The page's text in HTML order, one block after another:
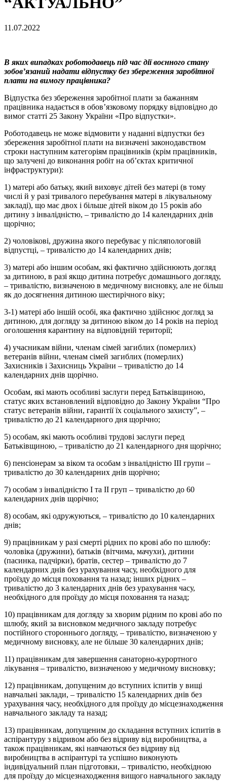
11.07.2022
В яких випадках роботодавець під час дії воєнного стану
зобов’язаний надати відпустку без збереження заробітної
плати на вимогу працівника?
Відпустка без збереження заробітної плати за бажанням
працівника надається в обов’язковому порядку відповідно до
вимог статті 25 Закону України «Про відпустки».
Роботодавець не може відмовити у наданні відпустки без
збереження заробітної плати на визначені законодавством
строки наступним категоріям працівників (крім працівників,
що залучені до виконання робіт на об’єктах критичної
інфраструктури):
1) матері або батьку, який виховує дітей без матері (в тому
числі й у разі тривалого перебування матері в лікувальному
закладі), що має двох і більше дітей віком до 15 років або
дитину з інвалідністю, – тривалістю до 14 календарних днів
щорічно;
2) чоловікові, дружина якого перебуває у післяпологовій
відпустці, – тривалістю до 14 календарних днів;
3) матері або іншим особам, які фактично здійснюють догляд
за дитиною, в разі якщо дитина потребує домашнього догляду,
– тривалістю, визначеною в медичному висновку, але не більш
як до досягнення дитиною шестирічного віку;
3-1) матері або іншій особі, яка фактично здійснює догляд за
дитиною, для догляду за дитиною віком до 14 років на період
оголошення карантину на відповідній території;
4) учасникам війни, членам сімей загиблих (померлих)
ветеранів війни, членам сімей загиблих (померлих)
Захисників і Захисниць України – тривалістю до 14
календарних днів щорічно.
Особам, які мають особливі заслуги перед Батьківщиною,
статус яких встановлений відповідно до Закону України “Про
статус ветеранів війни, гарантії їх соціального захисту”, –
тривалістю до 21 календарного дня щорічно;
5) особам, які мають особливі трудові заслуги перед
Батьківщиною, – тривалістю до 21 календарного дня щорічно;
6) пенсіонерам за віком та особам з інвалідністю III групи –
тривалістю до 30 календарних днів щорічно;
7) особам з інвалідністю I та II груп – тривалістю до 60
календарних днів щорічно;
8) особам, які одружуються, – тривалістю до 10 календарних
днів;
9) працівникам у разі смерті рідних по крові або по шлюбу:
чоловіка (дружини), батьків (вітчима, мачухи), дитини
(пасинка, падчірки), братів, сестер – тривалістю до 7
календарних днів без урахування часу, необхідного для
проїзду до місця поховання та назад; інших рідних –
тривалістю до 3 календарних днів без урахування часу,
необхідного для проїзду до місця поховання та назад;
10) працівникам для догляду за хворим рідним по крові або по
шлюбу, який за висновком медичного закладу потребує
постійного стороннього догляду, – тривалістю, визначеною у
медичному висновку, але не більше 30 календарних днів;
11) працівникам для завершення санаторно-курортного
лікування – тривалістю, визначеною у медичному висновку;
12) працівникам, допущеним до вступних іспитів у вищі
навчальні заклади, – тривалістю 15 календарних днів без
урахування часу, необхідного для проїзду до місцезнаходження
навчального закладу та назад;
13) працівникам, допущеним до складання вступних іспитів в
аспірантуру з відривом або без відриву від виробництва, а
також працівникам, які навчаються без відриву від
виробництва в аспірантурі та успішно виконують
індивідуальний план підготовки, – тривалістю, необхідною
для проїзду до місцезнаходження вищого навчального закладу